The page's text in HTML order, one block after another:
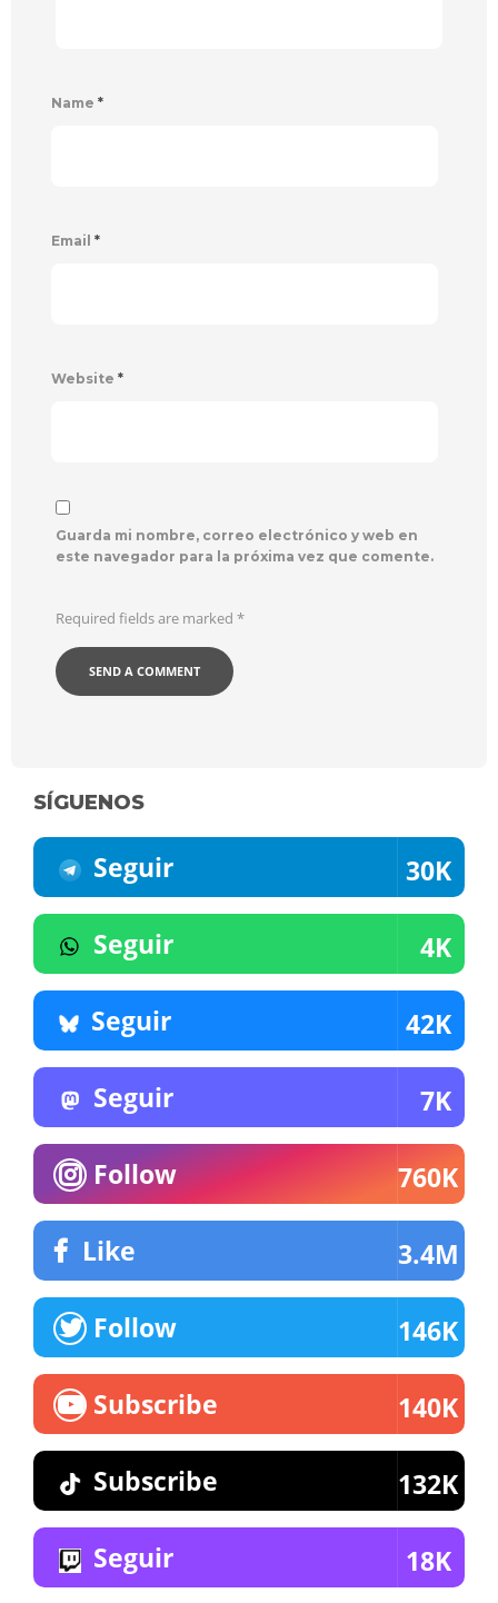
Name *
Email *
Website *
Guarda mi nombre, correo electrónico y web en
este navegador para la próxima vez que comente.
Required fields are marked *
SÍGUENOS
Seguir 30K
Seguir 4K
Seguir 42K
Seguir 7K
Follow 760K
Like 3.4M
Follow 146K
Subscribe 140K
Subscribe 132K
Seguir 18K